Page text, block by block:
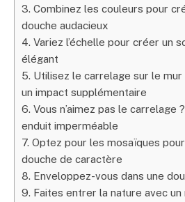
3. Combinez les couleurs pour
douche audacieux
4. Variez l’échelle pour créer un
élégant
5. Utilisez le carrelage sur le mur
un impact supplémentaire
6. Vous n’aimez pas le carrelage
enduit imperméable
7. Optez pour les mosaïques
douche de caractère
8. Enveloppez-vous dans une
9. Faites entrer la nature avec